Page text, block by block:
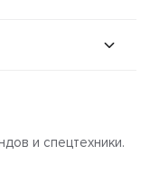
и спецтехники.